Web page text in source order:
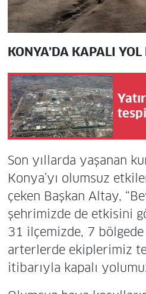
KONYA’DA KAPALI
Son yıllarda yaşanan
Konya’yı olumsuz
çeken Başkan Altay,
şehrimizde de etkisini
31 ilçemizde, 7
arterlerde ekiplerimiz
itibarıyla kapalı